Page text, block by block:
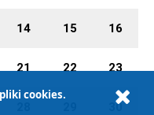
14 15 16
21 22 23
30
cookies.